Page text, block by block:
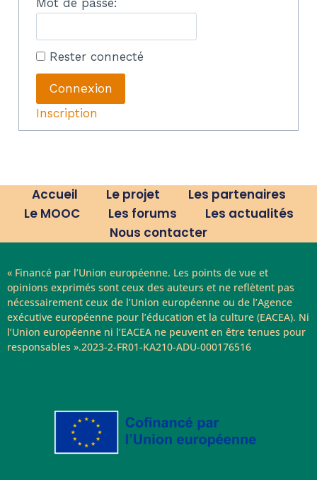
Mot de passe:
Rester connecté
Connexion
Inscription
Accueil Le projet
Les partenaires
Le MOOC
Les forums
Les actualités
Nous contacter
« Financé par l’Union européenne. Les points de vue et
opinions exprimés sont ceux des auteurs et ne reflètent pas
nécessairement ceux de l’Union européenne ou de l’Agence
exécutive européenne pour l’éducation et la culture (EACEA). Ni
l’Union européenne ni l’EACEA ne peuvent en être tenues pour
responsables ».2023-2-FR01-KA210-ADU-000176516